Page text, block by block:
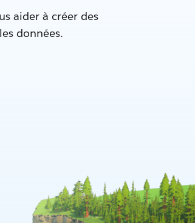
aider à créer des
données.